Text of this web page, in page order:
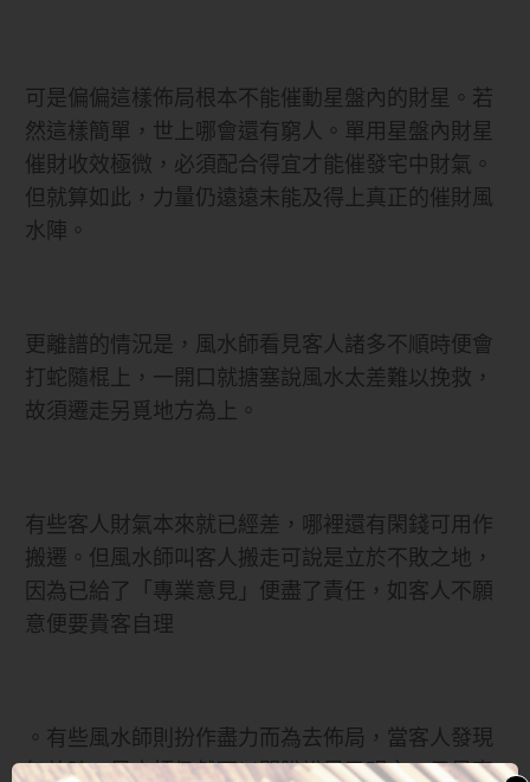
可是偏偏這樣佈局根本不能催動星盤內的財星。若
然這樣簡單，世上哪會還有窮人。單用星盤內財星
催財收效極微，必須配合得宜才能催發宅中財氣。
但就算如此，力量仍遠遠未能及得上真正的催財風
水陣。
更離譜的情況是，風水師看見客人諸多不順時便會
打蛇隨棍上，一開口就搪塞說風水太差難以挽救，
故須遷走另覓地方為上。
有些客人財氣本來就已經差，哪裡還有閑錢可用作
搬遷。但風水師叫客人搬走可說是立於不敗之地，
因為已給了「專業意見」便盡了責任，如客人不願
意便要貴客自理
。有些風水師則扮作盡力而為去佈局，當客人發現
無效時，風水師仍然可以開脫說早已明言，只是客